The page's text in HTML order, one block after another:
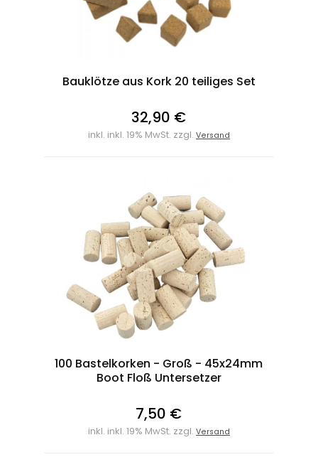
Bauklötze aus Kork 20 teiliges Set
32,90 €
inkl. inkl. 19% MwSt. zzgl. Versand
100 Bastelkorken - Groß - 45x24mm
Boot Floß Untersetzer
7,50 €
inkl. inkl. 19% MwSt. zzgl. Versand